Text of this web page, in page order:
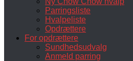
Parringsliste
Hvalpeliste
Opdrættere
For opdrættere
Sundhedsudvalg
Anmeld parring